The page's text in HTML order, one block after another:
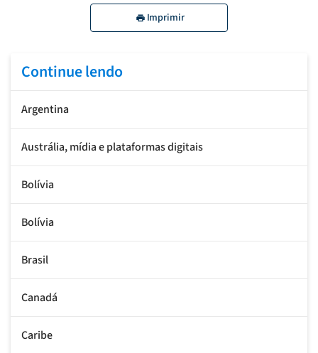
Imprimir
Continue lendo
Argentina
Austrália, mídia e plataformas digitais
Bolívia
Bolívia
Brasil
Canadá
Caribe